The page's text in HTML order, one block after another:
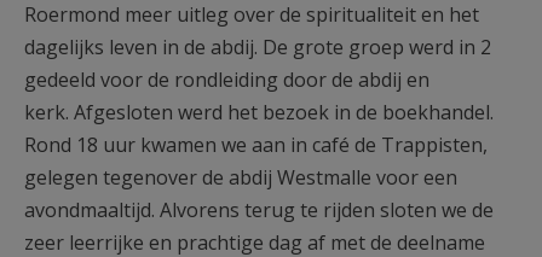
Roermond meer uitleg over de spiritualiteit en het
dagelijks leven in de abdij. De grote groep werd in 2
gedeeld voor de rondleiding door de abdij en
kerk. Afgesloten werd het bezoek in de boekhandel.
Rond 18 uur kwamen we aan in café de Trappisten,
gelegen tegenover de abdij Westmalle voor een
avondmaaltijd. Alvorens terug te rijden sloten we de
zeer leerrijke en prachtige dag af met de deelname